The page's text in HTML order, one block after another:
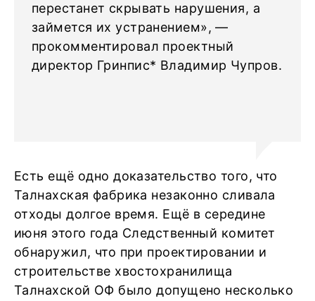
перестанет скрывать нарушения, а
займется их устранением», —
прокомментировал проектный
директор Гринпис* Владимир Чупров.
Есть ещё одно доказательство того, что
Талнахская фабрика незаконно сливала
отходы долгое время. Ещё в середине
июня этого года Следственный комитет
обнаружил, что при проектировании и
строительстве хвостохранилища
Талнахской ОФ было допущено несколько